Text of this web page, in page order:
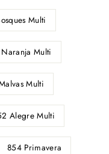
Multi
Multi
Multi
Alegre Multi
854 Primavera